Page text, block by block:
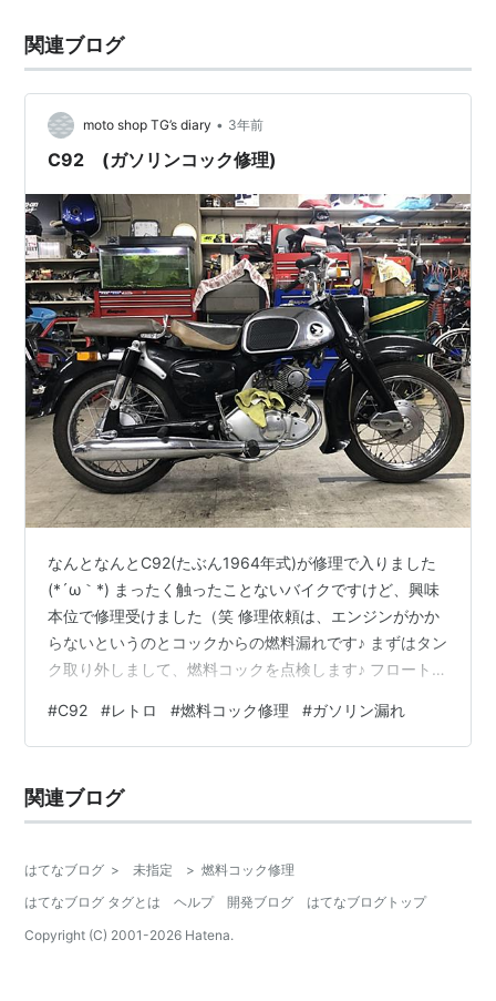
関連ブログ
moto shop TG’s diary • 3年前
C92 (ガソリンコック修理)
なんとなんとC92(たぶん1964年式)が修理で入りました
(*´ω｀*) まったく触ったことないバイクですけど、興味
本位で修理受けました（笑 修理依頼は、エンジンがかか
らないというのとコックからの燃料漏れです♪ まずはタン
ク取り外しまして、燃料コックを点検します♪ フロート
コック外して見ましたが、まだ構造わかりません（笑 全
部分解してみました♪ これで、やっと構造を理解できまし
にはしたけど、ところどころ曲がってたり欠けてた
り。。。(;^_^A 大丈夫かな？（笑 どこで売られてるのか
#C92 #レトロ #燃料コック修理 #ガソリン漏れ
関連ブログ
はてなブログ > 未指定 > 燃料コック修理
はてなブログ タグとは
ヘルプ 開発ブログ
はてなブログトップ
Copyright (C) 2001-2026 Hatena.